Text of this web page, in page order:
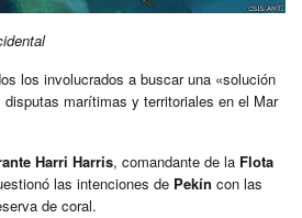
los involucrados a buscar una «solución
marítimas y territoriales en el Mar
Harri Harris, comandante de la Flota
las intenciones de Pekín con las
de coral.